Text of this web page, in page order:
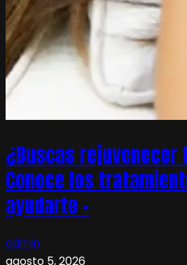
¿Buscas
Conoce los
ayudarte –
admin
agosto 5, 2026